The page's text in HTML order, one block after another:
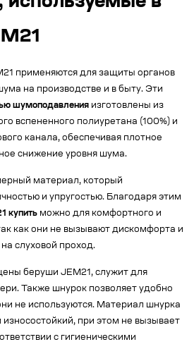
применяются для защиты органов
на производстве и в быту. Эти
шумоподавления изготовлены из
вспененного полиуретана (100%) и
канала, обеспечивая плотное
снижение уровня шума.
материал, который
и упругостью. Благодаря этим
купить можно для комфортного и
как они не вызывают дискомфорта и
слуховой проход.
беруши JEM21, служит для
Также шнурок позволяет удобно
не используются. Материал шнурка
износостойкий, при этом не вызывает
с гигиеническими